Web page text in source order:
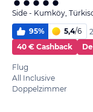
Side - Kumköy,
95% 5,4/6
40 € Cashback
Flug
All Inclusive
Doppelzimmer